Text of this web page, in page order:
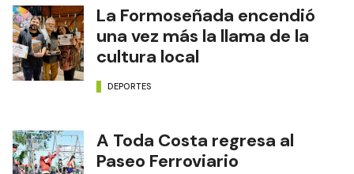
La Formoseñada encendió
una vez más la llama de la
cultura local
DEPORTES
A Toda Costa regresa al
Paseo Ferroviario